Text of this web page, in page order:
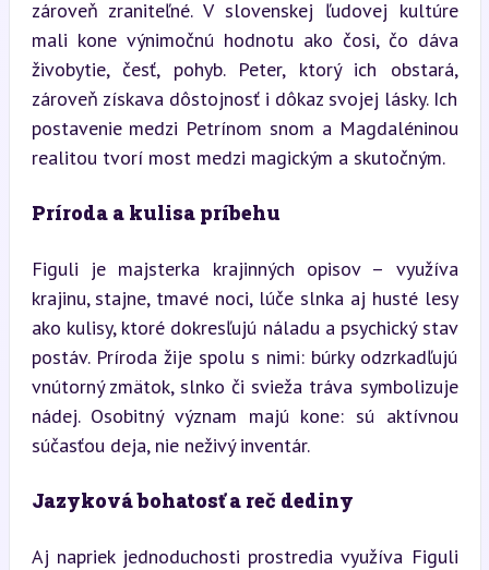
zároveň zraniteľné. V slovenskej ľudovej kultúre
mali kone výnimočnú hodnotu ako čosi, čo dáva
živobytie, česť, pohyb. Peter, ktorý ich obstará,
zároveň získava dôstojnosť i dôkaz svojej lásky. Ich
postavenie medzi Petrínom snom a Magdaléninou
realitou tvorí most medzi magickým a skutočným.
Príroda a kulisa príbehu
Figuli je majsterka krajinných opisov – využíva
krajinu, stajne, tmavé noci, lúče slnka aj husté lesy
ako kulisy, ktoré dokresľujú náladu a psychický stav
postáv. Príroda žije spolu s nimi: búrky odzrkadľujú
vnútorný zmätok, slnko či svieža tráva symbolizuje
nádej. Osobitný význam majú kone: sú aktívnou
súčasťou deja, nie neživý inventár.
Jazyková bohatosť a reč dediny
Aj napriek jednoduchosti prostredia využíva Figuli